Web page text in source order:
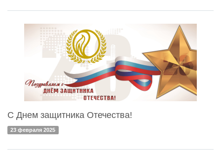
С Днем защитника Отечества!
23 февраля 2025